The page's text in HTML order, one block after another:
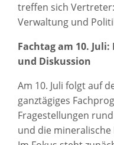
treffen sich
Verwaltung und
Fachtag am 10.
und Diskussion
Am 10. Juli folgt auf
ganztägiges
Fragestellungen
und die